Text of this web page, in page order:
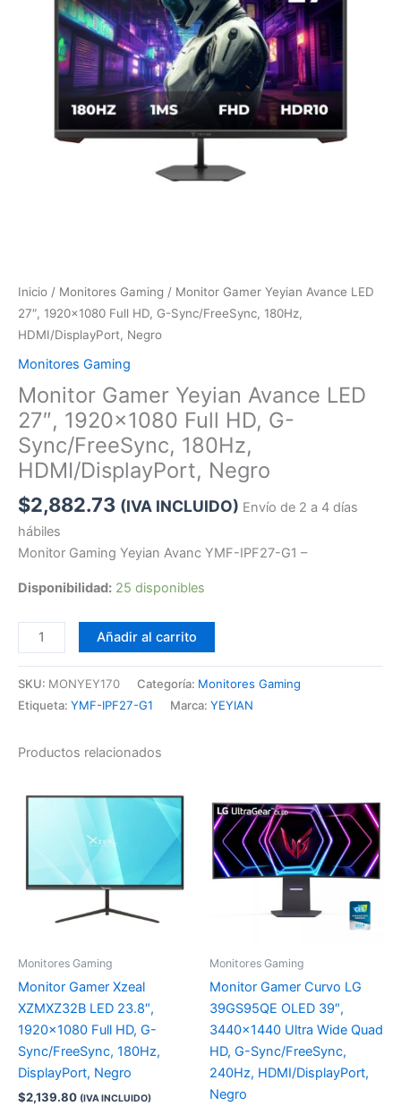
Inicio / Monitores Gaming / Monitor Gamer Yeyian Avance LED
27″, 1920×1080 Full HD, G-Sync/FreeSync, 180Hz,
HDMI/DisplayPort, Negro
Monitores Gaming
Monitor Gamer Yeyian Avance LED
27″, 1920×1080 Full HD, G-
Sync/FreeSync, 180Hz,
HDMI/DisplayPort, Negro
$2,882.73 (IVA INCLUIDO) Envío de 2 a 4 días
hábiles
Monitor Gaming Yeyian Avanc YMF-IPF27-G1 –
Disponibilidad: 25 disponibles
1920x1080
Sync/FreeSync,
180Hz,
Añadir al carrito
SKU: MONYEY170 Categoría: Monitores Gaming
Etiqueta: YMF-IPF27-G1 Marca: YEYIAN
Productos relacionados
Monitores Gaming
Monitor Gamer Xzeal
XZMXZ32B LED 23.8″,
1920×1080 Full HD, G-
Sync/FreeSync, 180Hz,
DisplayPort, Negro
$2,139.80 (IVA INCLUIDO)
Monitores Gaming
Monitor Gamer Curvo LG
39GS95QE OLED 39″,
3440×1440 Ultra Wide Quad
HD, G-Sync/FreeSync,
240Hz, HDMI/DisplayPort,
Negro